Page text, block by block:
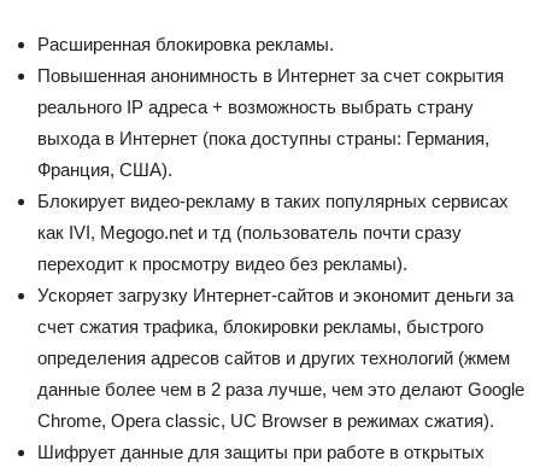
Расширенная блокировка рекламы.
Повышенная анонимность в Интернет за счет сокрытия
реального IP адреса + возможность выбрать страну
выхода в Интернет (пока доступны страны: Германия,
Франция, США).
Блокирует видео-рекламу в таких популярных сервисах
как IVI, Megogo.net и тд (пользователь почти сразу
переходит к просмотру видео без рекламы).
Ускоряет загрузку Интернет-сайтов и экономит деньги за
счет сжатия трафика, блокировки рекламы, быстрого
определения адресов сайтов и других технологий (жмем
данные более чем в 2 раза лучше, чем это делают Google
Chrome, Opera classic, UC Browser в режимах сжатия).
Шифрует данные для защиты при работе в открытых